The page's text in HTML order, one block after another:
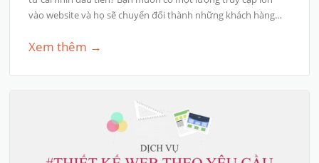
vào website và họ sẽ chuyển đổi thành những khách hàng…
Xem thêm →